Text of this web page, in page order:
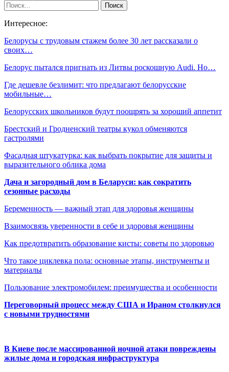
Интересное:
Белорусы с трудовым стажем более 30 лет рассказали о
своих…
Белорус пытался пригнать из Литвы роскошную Audi. Но…
Где дешевле безлимит: что предлагают белорусские
мобильные…
Белорусских школьников будут поощрять за хороший аппетит
Брестский и Гродненский театры кукол обменяются
гастролями
Фасадная штукатурка: как выбрать покрытие для защиты и
выразительного облика дома
Дача и загородный дом в Беларуси: как сократить
сезонные расходы
Беременность — важный этап для здоровья женщины
Взаимосвязь уверенности в себе и здоровья женщины
Как предотвратить образование кисты: советы по здоровью
Что такое циклевка пола: основные этапы, инструменты и
материалы
Пользование электромобилем: преимущества и особенности
Переговорный процесс между США и Ираном столкнулся
с новыми трудностями
В Киеве после массированной ночной атаки повреждены
жилые дома и городская инфраструктура